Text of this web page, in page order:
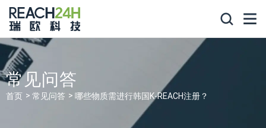
常见问答
首页 常见问答 哪些物质需进行韩国K-REACH注册？